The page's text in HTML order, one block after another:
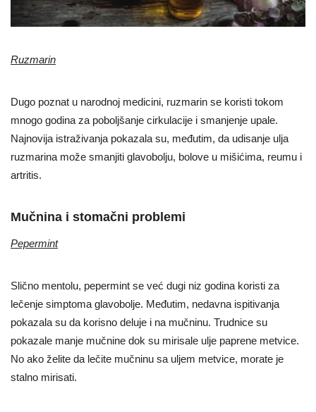
Ruzmarin
Dugo poznat u narodnoj medicini, ruzmarin se koristi tokom
mnogo godina za poboljšanje cirkulacije i smanjenje upale.
Najnovija istraživanja pokazala su, međutim, da udisanje ulja
ruzmarina može smanjiti glavobolju, bolove u mišićima, reumu i
artritis.
Mučnina i stomačni problemi
Pepermint
Slično mentolu, pepermint se već dugi niz godina koristi za
lečenje simptoma glavobolje. Međutim, nedavna ispitivanja
pokazala su da korisno deluje i na mučninu. Trudnice su
pokazale manje mučnine dok su mirisale ulje paprene metvice.
No ako želite da lečite mučninu sa uljem metvice, morate je
stalno mirisati.